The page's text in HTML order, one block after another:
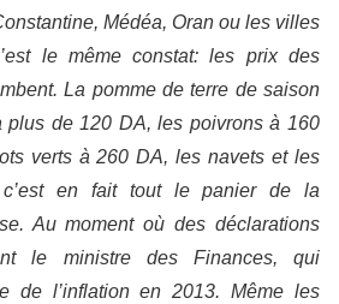
Médéa, Oran ou les villes
le même constat: les prix des
La pomme de terre de saison
plus de 120 DA, les poivrons à 160
verts à 260 DA, les navets et les
en fait tout le panier de la
Au moment où des déclarations
le ministre des Finances, qui
de l’inflation en 2013. Même les